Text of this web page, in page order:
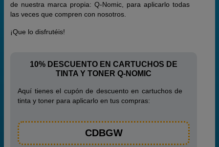
de nuestra marca propia: Q-Nomic, para aplicarlo todas
las veces que compren con nosotros.
¡Que lo disfrutéis!
10% DESCUENTO EN CARTUCHOS DE
TINTA Y TONER Q-NOMIC
Aquí tienes el cupón de descuento en cartuchos de
tinta y toner para aplicarlo en tus compras:
CDBGW